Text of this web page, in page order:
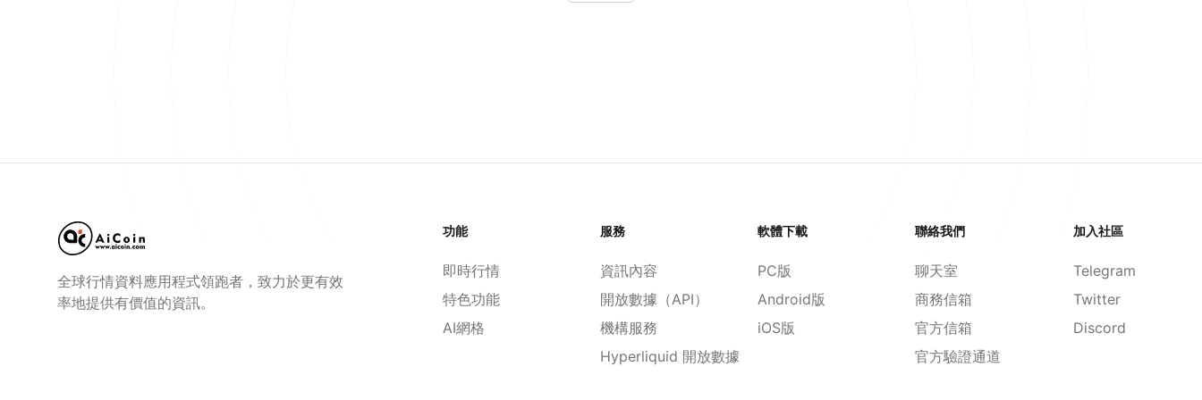
全球行情資料應用程式領跑者，致力於更有效
率地提供有價值的資訊。
功能
即時行情
特色功能
AI網格
服務
資訊內容
開放數據（API）
機構服務
Hyperliquid 開放數據
軟體下載
PC版
Android版
iOS版
聯絡我們
聊天室
商務信箱
官方信箱
官方驗證通道
加入社區
Telegram
Twitter
Discord